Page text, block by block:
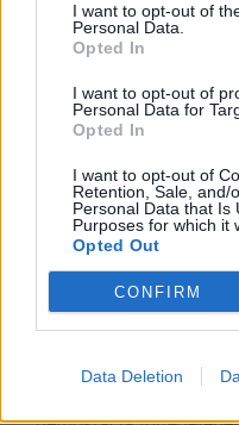
I want to opt-out of
Personal Data.
Opted In
I want to opt-out of
Personal Data for
Opted In
I want to opt-out of
Retention, Sale, and/
Personal Data that Is
Purposes for which it
Opted Out
CONFIRM
Data Deletion
Elnöki
Fordulat
Magyarország elnöke,
alkotmánymódosítást,